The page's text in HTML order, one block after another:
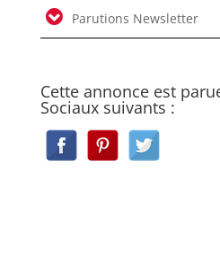
Parutions Newsletter
Cette annonce est
Sociaux suivants :